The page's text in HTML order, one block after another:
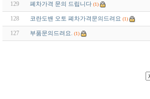
129 폐차가격 문의 드립니다 (1)
128 코란도밴 오토 폐차가격문의드려요 (1)
127 부품문의드려요. (1)